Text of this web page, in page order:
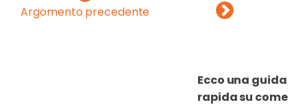
Argomento precedente
Ecco una guida
rapida su come